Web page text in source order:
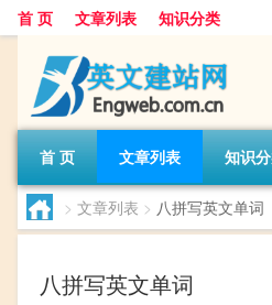
首 页 文章列表 知识分类
首 页 文章列表 知识
> 文章列表 > 八拼写英文单词
八拼写英文单词